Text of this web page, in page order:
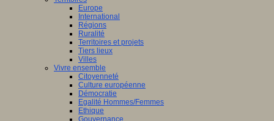
Europe
International
Régions
Ruralité
Territoires et projets
Tiers lieux
Villes
Vivre ensemble
Citoyenneté
Culture européenne
Démocratie
Egalité Hommes/Femmes
Ethique
Gouvernance